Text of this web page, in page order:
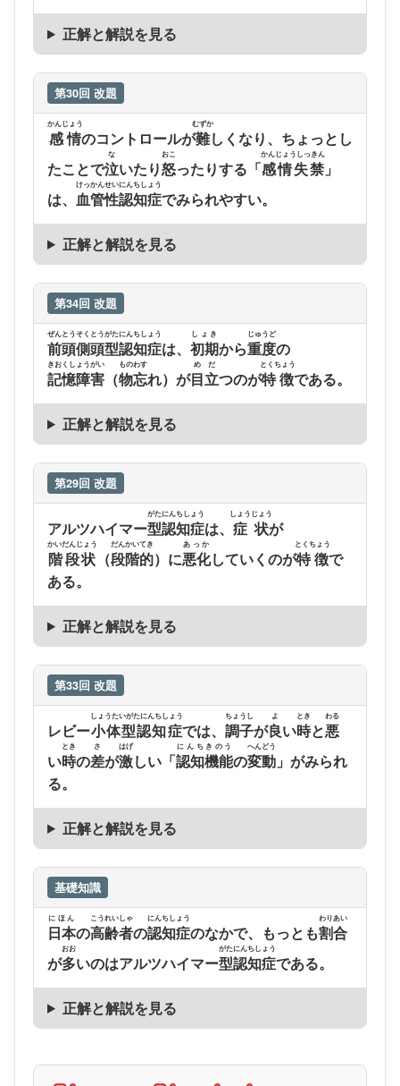
正解と解説を見る
第30回 改題
感情
かんじょう
のコントロールが難
むずか
しくなり、ちょっとし
たことで泣
な
いたり怒
おこ
ったりする「感情失禁
かんじょうしっきん
」
は、 血管性認知症
けっかんせいにんちしょう
でみられやすい。
正解と解説を見る
第34回 改題
前頭側頭型認知症
ぜんとうそくとうがたにんちしょう
は、 初期
しょき
から重度
じゅうど
の
記憶障害
きおくしょうがい
（物忘
ものわす
れ）が目立
めだ
つのが特徴
とくちょう
である。
正解と解説を見る
第29回 改題
アルツハイマー型認知症
がたにんちしょう
は、 症状
しょうじょう
が
階段状
かいだんじょう
（段階的
だんかいてき
）に悪化
あっか
していくのが特徴
とくちょう
で
ある。
正解と解説を見る
第33回 改題
レビー小体型認知症
しょうたいがたにんちしょう
では、 調子
ちょうし
が良
よ
い時
とき
と悪
わる
い時
とき
の差
さ
が激
はげ
しい「認知機能
にんちきのう
の変動
へんどう
」がみられ
る。
正解と解説を見る
基礎知識
日本
にほん
の高齢者
こうれいしゃ
の認知症
にんちしょう
のなかで、もっとも割合
わりあい
が多
おお
いのはアルツハイマー型認知症
がたにんちしょう
である。
正解と解説を見る